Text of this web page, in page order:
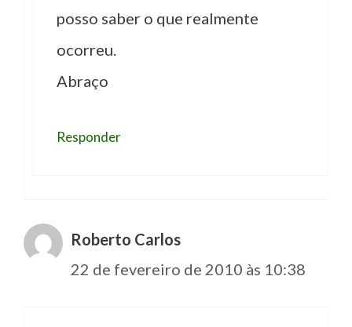
posso saber o que realmente
ocorreu.
Abraço
Responder
Roberto Carlos
22 de fevereiro de 2010 às 10:38